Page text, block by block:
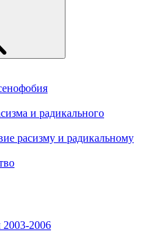
и радикального
расизму и радикальному
2006